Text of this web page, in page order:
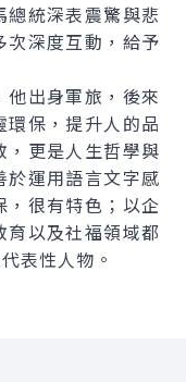
統深表震驚與悲
深度互動，給予
出身軍旅，後來
保，提升人的品
更是人生哲學與
於運用語言文字感
很有特色；以企
育以及社福領域都
表性人物。